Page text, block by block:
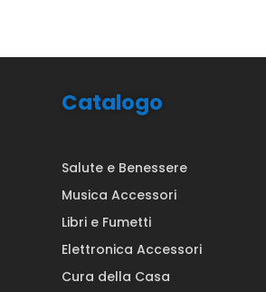
Catalogo
Salute e Benessere
Musica Accessori
Libri e Fumetti
Elettronica Accessori
Cura della Casa